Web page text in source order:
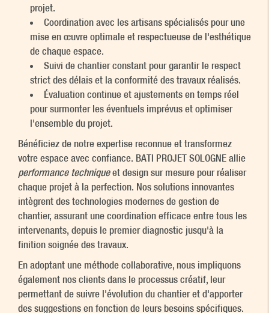
projet.
Coordination avec les artisans spécialisés pour une
mise en œuvre optimale et respectueuse de l'esthétique
de chaque espace.
Suivi de chantier constant pour garantir le respect
strict des délais et la conformité des travaux réalisés.
Évaluation continue et ajustements en temps réel
pour surmonter les éventuels imprévus et optimiser
l'ensemble du projet.
Bénéficiez de notre expertise reconnue et transformez
votre espace avec confiance. BATI PROJET SOLOGNE allie
performance techniqueet design sur mesure pour réaliser
chaque projet à la perfection. Nos solutions innovantes
intègrent des technologies modernes de gestion de
chantier, assurant une coordination efficace entre tous les
intervenants, depuis le premier diagnostic jusqu'à la
finition soignée des travaux.
En adoptant une méthode collaborative, nous impliquons
également nos clients dans le processus créatif, leur
permettant de suivre l'évolution du chantier et d'apporter
des suggestions en fonction de leurs besoins spécifiques.